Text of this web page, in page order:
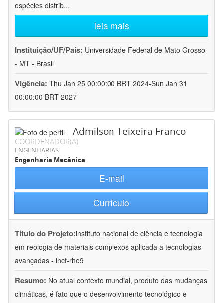
espécies distrib...
leia mais
Instituição/UF/País: Universidade Federal de Mato Grosso
- MT - Brasil
Vigência: Thu Jan 25 00:00:00 BRT 2024-Sun Jan 31
00:00:00 BRT 2027
Admilson Teixeira Franco
COORDENADOR(A)
ENGENHARIAS
Engenharia Mecânica
E-mail
Currículo
Título do Projeto:instituto nacional de ciência e tecnologia
em reologia de materiais complexos aplicada a tecnologias
avançadas - inct-rhe9
Resumo: No atual contexto mundial, produto das mudanças
climáticas, é fato que o desenvolvimento tecnológico e